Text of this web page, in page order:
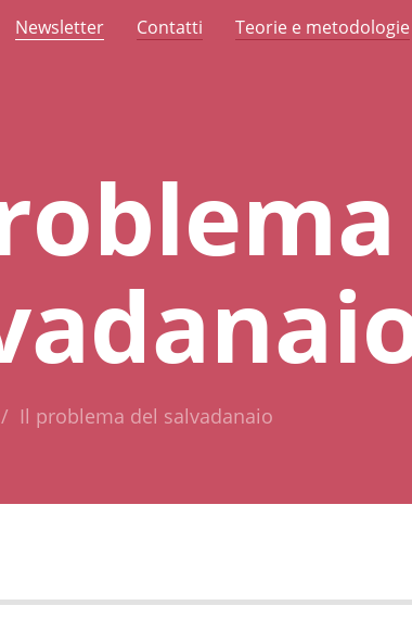
Newsletter Contatti Teorie e metodologie
Il problema del salvadanaio